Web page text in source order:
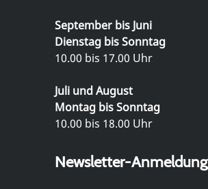
September bis Juni
Dienstag bis Sonntag
10.00 bis 17.00 Uhr
Juli und August
Montag bis Sonntag
10.00 bis 18.00 Uhr
Newsletter-Anmeldung